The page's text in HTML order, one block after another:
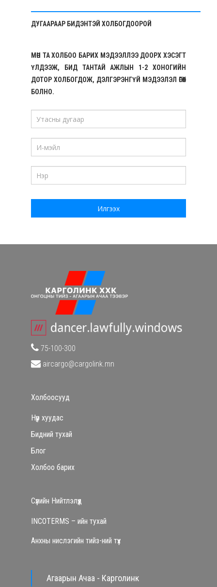
ДУГААРААР БИДЭНТЭЙ ХОЛБОГДООРОЙ
МӨН ТА ХОЛБОО БАРИХ МЭДЭЭЛЛЭЭ ДООРХ ХЭСЭГТ
ҮЛДЭЭЖ, БИД ТАНТАЙ АЖЛЫН 1-2 ХОНОГИЙН
ДОТОР ХОЛБОГДОЖ, ДЭЛГЭРЭНГҮЙ МЭДЭЭЛЭЛ ӨГӨХ
БОЛНО.
are
leave
Илгээх
75-100-300
aircargo@cargolink.mn
Холбоосууд
Нүүр хуудас
Бидний тухай
Блог
Холбоо барих
Сүүлийн Нийтлэлүүд
INCOTERMS – ийн тухай
Анхны нислэгийн тийз-ний түүх
Агаарын Ачаа - Карголинк